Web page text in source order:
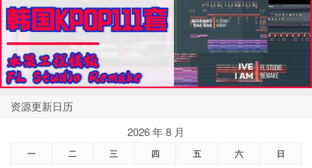
资源更新日历
2026 年 8 月
一 二 三 四 五 六 日